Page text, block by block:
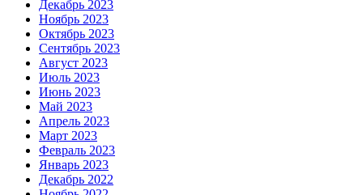
Декабрь 2023
Ноябрь 2023
Октябрь 2023
Сентябрь 2023
Август 2023
Июль 2023
Июнь 2023
Май 2023
Апрель 2023
Март 2023
Февраль 2023
Январь 2023
Декабрь 2022